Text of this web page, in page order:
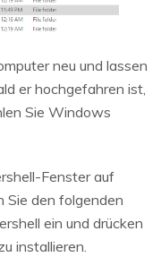
neu und lassen
er hochgefahren ist,
Sie Windows
Fenster auf
Sie den folgenden
ein und drücken
installieren.